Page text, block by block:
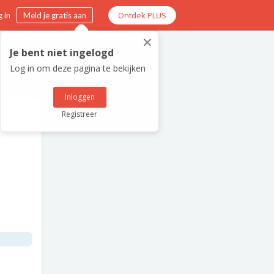
in Meld je gratis aan Ontdek PLUS
×
Je bent niet ingelogd
Log in om deze pagina te bekijken
Inloggen
Registreer